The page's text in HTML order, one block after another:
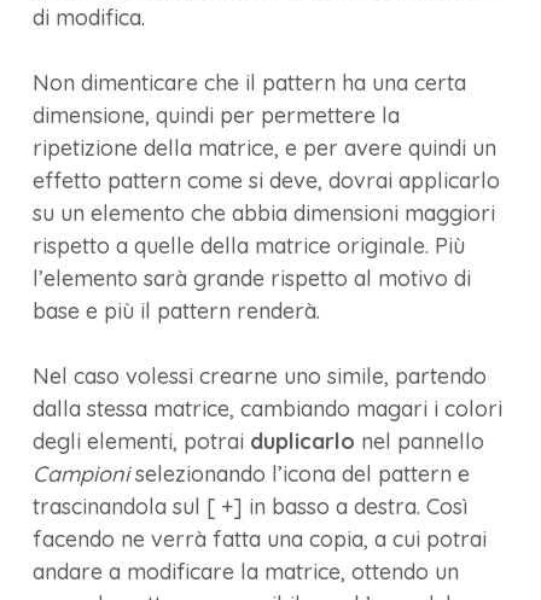
di modifica.
Non dimenticare che il pattern ha una certa
dimensione, quindi per permettere la
ripetizione della matrice, e per avere quindi un
effetto pattern come si deve, dovrai applicarlo
su un elemento che abbia dimensioni maggiori
rispetto a quelle della matrice originale. Più
l’elemento sarà grande rispetto al motivo di
base e più il pattern renderà.
Nel caso volessi crearne uno simile, partendo
dalla stessa matrice, cambiando magari i colori
degli elementi, potrai duplicarlo nel pannello
Campioniselezionando l’icona del pattern e
trascinandola sul [ +] in basso a destra. Così
facendo ne verrà fatta una copia, a cui potrai
andare a modificare la matrice, ottendo un